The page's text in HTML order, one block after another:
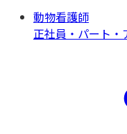
動物看護師
正社員・パート・